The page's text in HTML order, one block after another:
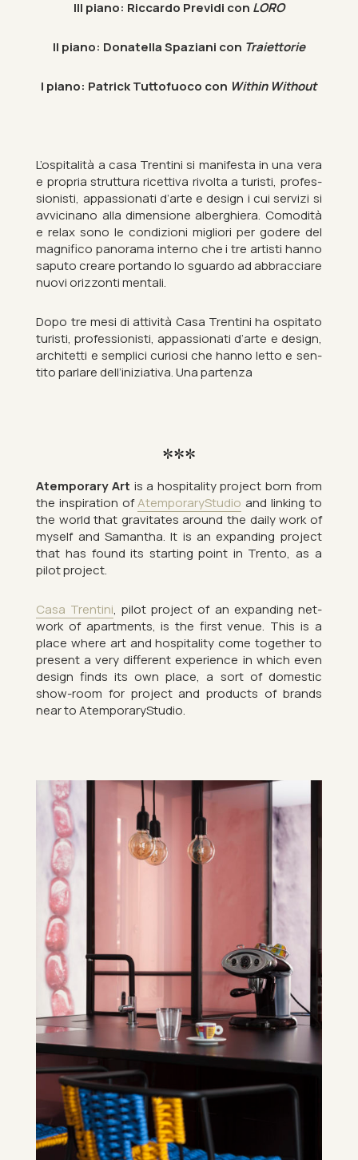
III piano: Ric­cardo Pre­vidi con LORO
II piano: Dona­tella Spazi­ani con Traiet­torie
I piano: Patrick Tut­to­fuoco con Within Without
L’os­pit­alità a casa Trentini si mani­festa in una vera
e pro­pria strut­tura ricet­tiva rivolta a tur­isti, pro­fes­
sion­isti, ap­pas­sionati d’arte e design i cui ser­vizi si
av­vi­cin­ano alla di­men­sione al­bergh­i­era. Co­modità
e relax sono le con­d­iz­ioni migliori per godere del
mag­ni­fico pan­or­ama in­terno che i tre artisti hanno
saputo creare port­ando lo sguardo ad ab­brac­ciare
nuovi orizzo­nti men­tali.
Dopo tre mesi di at­tività Casa Trentini ha os­pitato
tur­isti, pro­fes­sion­isti, ap­pas­sionati d’arte e design,
ar­chitetti e sem­plici curi­osi che hanno letto e sen­
tito par­lare dell’iniz­i­ativa. Una partenza
***
Atem­por­ary Art is a hos­pit­al­ity pro­ject born from
the in­spir­a­tion ofAtem­por­aryStu­dio and link­ing to
the world that grav­it­ates around the daily work of
my­self and Sam­antha. It is an ex­pand­ing pro­ject
that has found its start­ing point in Trento, as a
pilot pro­ject.
Casa Trentini, pilot pro­ject of an ex­pand­ing net­
work of apart­ments, is the first venue. This is a
place where art and hos­pit­al­ity come to­gether to
present a very dif­fer­ent ex­per­i­ence in which even
design finds its own place, a sort of do­mestic
show-room for pro­ject and products of brands
near to Atem­por­aryStu­dio.